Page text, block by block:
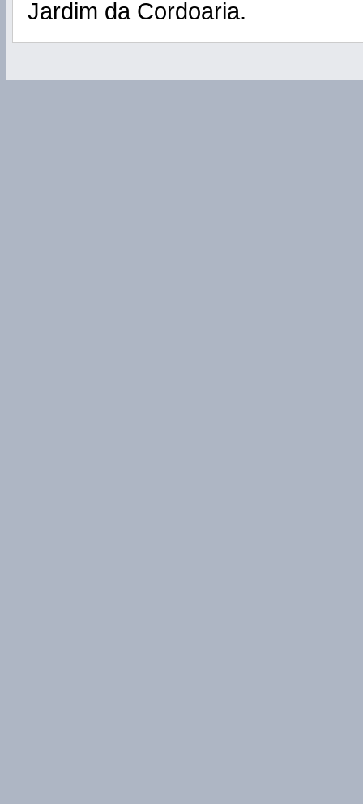
Jardim da Cordoaria.